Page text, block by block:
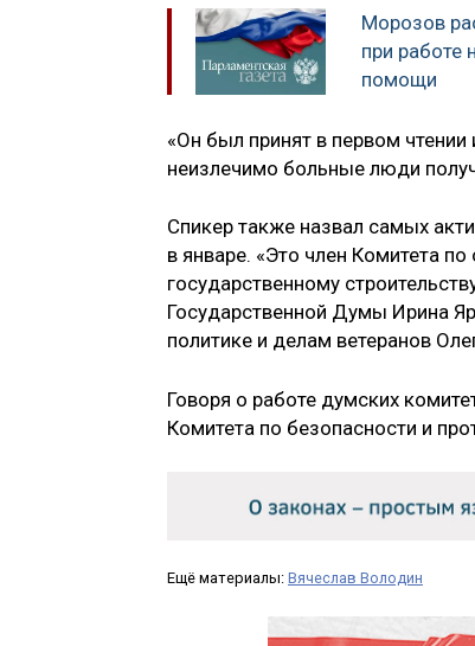
Морозов
при работе
помощи
«Он был принят в первом
неизлечимо больные люди
Спикер также назвал самых
в январе. «Это член Комитета
государственному
Государственной Думы Ирина
политике и делам ветеранов
Говоря о работе думских
Комитета по безопасности и
Ещё материалы: Вячеслав Володин